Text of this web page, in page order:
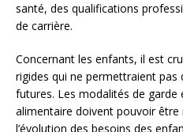
santé, des qualifications
de carrière.
Concernant les enfants, il est
rigides qui ne permettraient pas
futures. Les modalités de
alimentaire doivent pouvoir
l’évolution des besoins des